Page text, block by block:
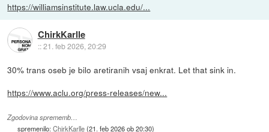
https://williamsinstitute.law.ucla.edu/...
ChirkKarlle
::21. feb 2026, 20:29
30% trans oseb je bilo aretiranih vsaj enkrat. Let that sink in.
https://www.aclu.org/press-releases/new...
Zgodovina sprememb…
spremenilo:ChirkKarlle(21. feb 2026 ob 20:30)